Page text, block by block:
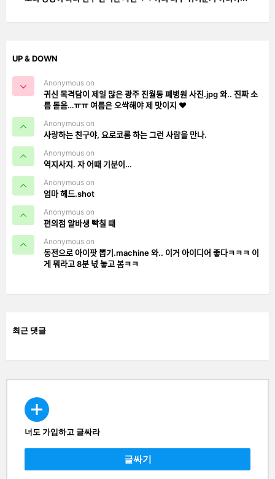
UP & DOWN
Anonymous on
귀신 목격담이 제일 많은 광주 진월동 폐병원 사진.jpg 와.. 진짜 소
름 돋음…ㅠㅠ 여름은 오싹해야 제 맛이지 ❤️
Anonymous on
사랑하는 친구야, 요로코롬 하는 그런 사람을 만나.
Anonymous on
역지사지. 자 어때 기분이…
Anonymous on
엄마 헤드.shot
Anonymous on
편의점 알바생 빡칠 때
Anonymous on
동전으로 아이팟 뽑기.machine 와.. 이거 아이디어 좋다ㅋㅋㅋ 이
게 뭐라고 8분 넋 놓고 봄ㅋㅋ
최근 댓글
CREATE
너도 가입하고 글싸라
글싸기